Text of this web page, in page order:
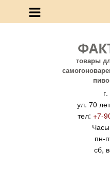
товары
ул. 70
тел: +7-
пн-
сб,